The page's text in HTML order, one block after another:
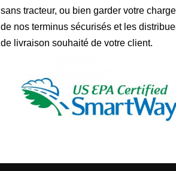
sans tracteur, ou bien garder votre
de nos terminus sécurisés et les
de livraison souhaité de votre client.